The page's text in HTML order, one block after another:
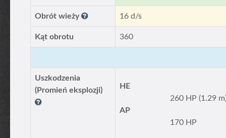
Obrót wieży 16 d/s
Kąt obrotu 360
Uszkodzenia
(Promień eksplozji)
HE
260 HP (1.29
AP
170 HP